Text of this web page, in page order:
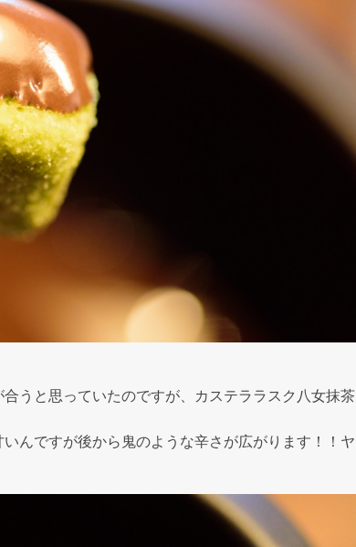
うと思っていたのですが、カステララスク八女抹茶
んですが後から鬼のような辛さが広がります！！ヤ